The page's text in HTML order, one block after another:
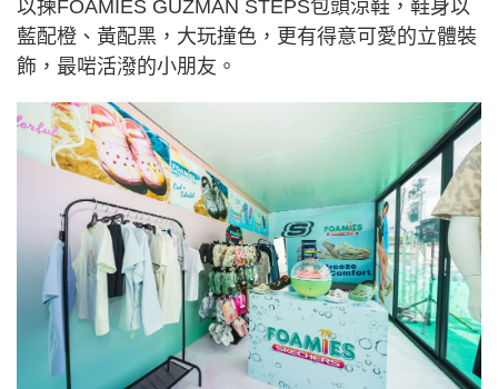
以揀FOAMIES GUZMAN STEPS包頭涼鞋，鞋身以
藍配橙、黃配黑，大玩撞色，更有得意可愛的立體裝
飾，最啱活潑的小朋友。